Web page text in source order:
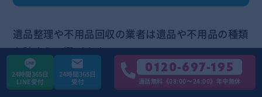
遺品整理や不用品回収の業者は遺品や不用品の種類
を踏まえて選びます。
特に、以下のような物がある場合は対応している業
24時間365日
LINE受付
24時間365日
受付
0120-697-195
通話無料《08:00〜24:00》年中無休